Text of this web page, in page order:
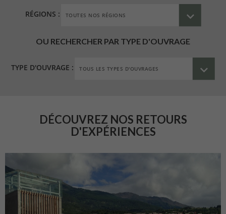
RÉGIONS :
OU RECHERCHER PAR TYPE D'OUVRAGE
TYPE D'OUVRAGE :
DÉCOUVREZ NOS RETOURS
D'EXPÉRIENCES